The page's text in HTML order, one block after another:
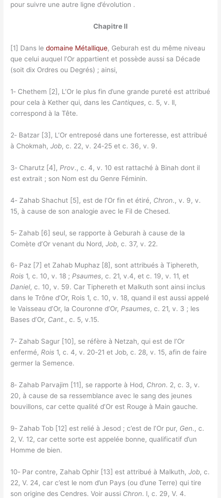
pour suivre une autre ligne d’évolution .
Chapitre II
[1] Dans ledomaine Métallique, Geburah est du même niveau
que celui auquel l’Or appartient et possède aussi sa Décade
(soit dix Ordres ou Degrés) ; ainsi,
1‑ Chethem [2], L’Or le plus fin d’une grande pureté est attribué
pour cela à Kether qui, dans les Cantiques, c. 5, v. ll,
correspond à la Tête.
2‑ Batzar [3], L’Or entreposé dans une forteresse, est attribué
à Chokmah,Job, c. 22, v. 24‑25 et c. 36, v. 9.
3‑ Charutz [4], Prov., c. 4, v. 10 est rattaché à Binah dont il
est extrait ; son Nom est du Genre Féminin.
4‑ Zahab Shachut [5], est de l’Or fin et étiré, Chron., v. 9, v.
15, à cause de son analogie avec le Fil de Chesed.
5‑ Zahab [6] seul, se rapporte à Geburah à cause de la
Comète d’Or venant du Nord,Job, c. 37, v. 22.
6‑ Paz [7] et Zahab Muphaz [8], sont attribués à Tiphereth,
Rois 1, c. 10, v. 18 ;Psaumes, c. 21, v.4, et c. 19, v. 11, et
Daniel, c. 10, v. 59. Car Tiphereth et Malkuth sont ainsi inclus
dans le Trône d’Or, Rois 1, c. 10, v. 18, quand il est aussi appelé
le Vaisseau d’Or, la Couronne d’Or,Psaumes, c. 21, v. 3 ; les
Bases d’Or, Cant., c. 5, v.15.
7‑ Zahab Sagur [10], se réfère à Netzah, qui est de l’Or
enfermé,Rois 1, c. 4, v. 20‑21 et Job, c. 28, v. 15, afin de faire
germer la Semence.
8‑ Zahab Parvajim [11], se rapporte à Hod, Chron. 2, c. 3, v.
20, à cause de sa ressemblance avec le sang des jeunes
bouvillons, car cette qualité d’Or est Rouge à Main gauche.
9‑ Zahab Tob [12] est relié à Jesod ; c’est de l’Or pur, Gen., c.
2, V. 12, car cette sorte est appelée bonne, qualificatif d’un
Homme de bien.
10‑ Par contre, Zahab Ophir [13] est attribué à Malkuth,Job, c.
22, V. 24, car c’est le nom d’un Pays (ou d’une Terre) qui tire
son origine des Cendres. Voir aussi Chron. l, c. 29, V. 4.